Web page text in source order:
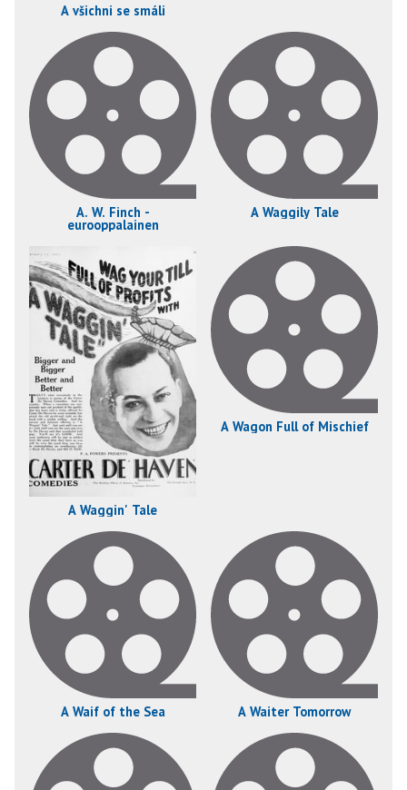
A všichni se smáli
A. W. Finch -
eurooppalainen
A Waggily Tale
A Waggin' Tale
A Wagon Full of Mischief
A Waif of the Sea A Waiter Tomorrow